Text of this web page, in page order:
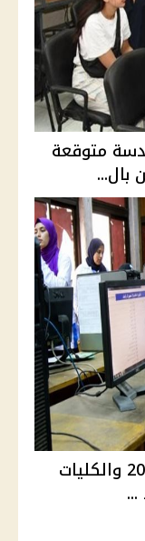
2026: الهندسة متوقعة
موعد تنسيق المرحلة الثانية 2026 والكليات